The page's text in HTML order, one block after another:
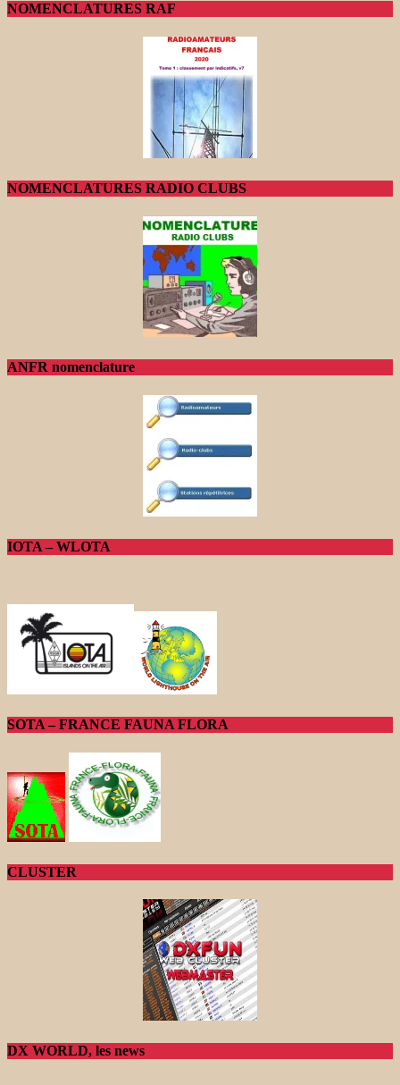
NOMENCLATURES RAF
NOMENCLATURES RADIO CLUBS
ANFR nomenclature
IOTA – WLOTA
SOTA – FRANCE FAUNA FLORA
CLUSTER
DX WORLD, les news